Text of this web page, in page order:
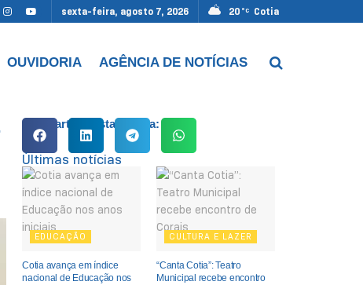
sexta-feira, agosto 7, 2026 20 °C Cotia
OUVIDORIA AGÊNCIA DE NOTÍCIAS
Compartilhe esta notícia:
Últimas notícias
EDUCAÇÃO
Cotia avança em índice
nacional de Educação nos
CULTURA E LAZER
“Canta Cotia”: Teatro
Municipal recebe encontro